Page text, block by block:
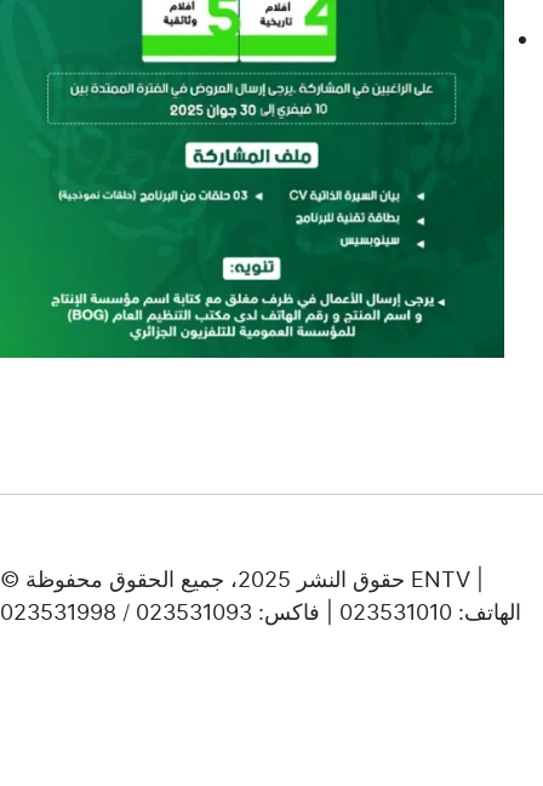
© حقوق النشر 2025، جميع الحقوق محفوظة ENTV |
الهاتف: 023531010 | فاكس: 023531093 / 023531998